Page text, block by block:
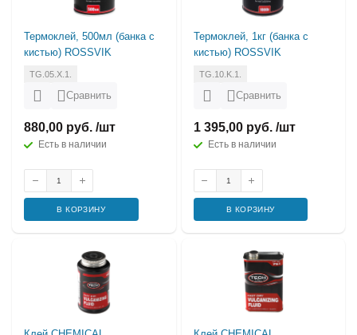
Термоклей, 500мл (банка с
кистью) ROSSVIK
TG.05.X.1.
Сравнить
880,00 руб. /шт
Есть в наличии
В КОРЗИНУ
Термоклей, 1кг (банка с
кистью) ROSSVIK
TG.10.K.1.
Сравнить
1 395,00 руб. /шт
Есть в наличии
В КОРЗИНУ